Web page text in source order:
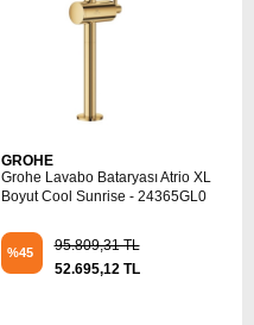
GROHE
Grohe Lavabo Bataryası Atrio XL
Boyut Cool Sunrise - 24365GL0
%45
95.809,31 TL
52.695,12 TL